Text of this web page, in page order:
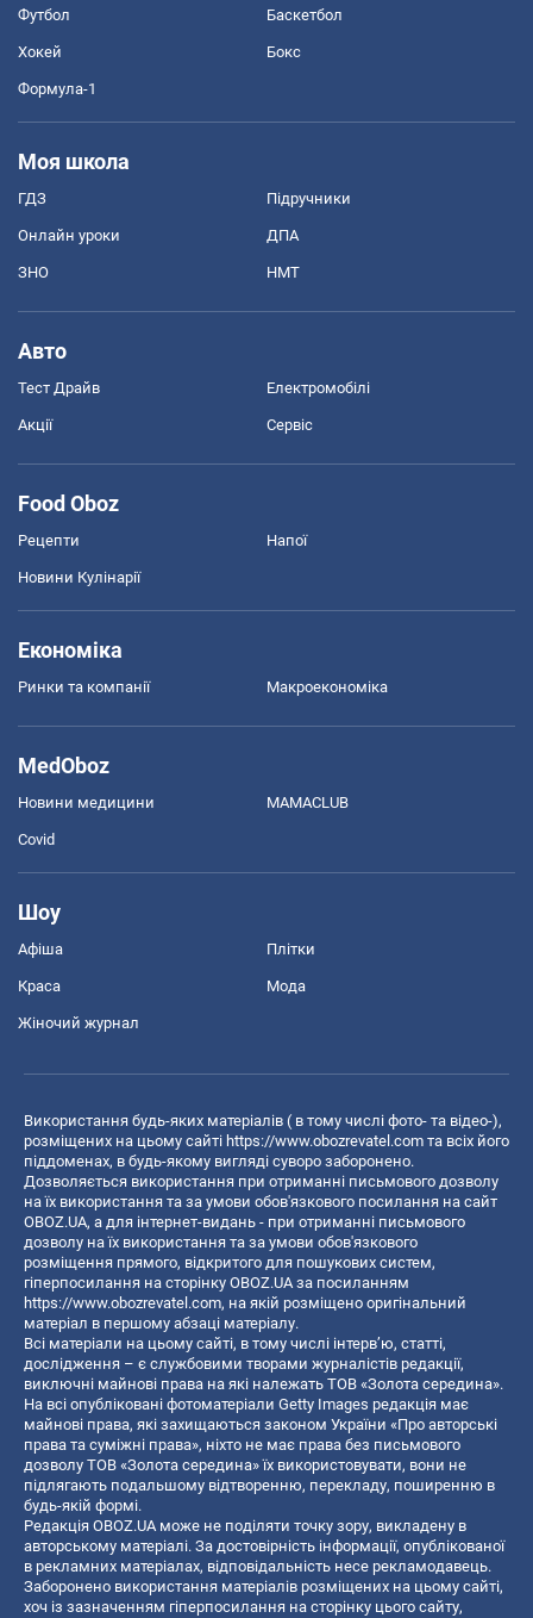
Футбол Баскетбол
Хокей Бокс
Формула-1
Моя школа
ГДЗ Підручники
Онлайн уроки ДПА
ЗНО НМТ
Авто
Тест Драйв Електромобілі
Акції Сервіс
Food Oboz
Рецепти Напої
Новини Кулінарії
Економіка
Ринки та компанії Макроекономіка
MedOboz
Новини медицини MAMACLUB
Covid
Шоу
Афіша Плітки
Краса Мода
Жіночий журнал
Використання будь-яких матеріалів ( в тому числі фото- та відео-),
розміщених на цьому сайті https://www.obozrevatel.com та всіх його
піддоменах, в будь-якому вигляді суворо заборонено.
Дозволяється використання при отриманні письмового дозволу
на їх використання та за умови обов'язкового посилання на сайт
OBOZ.UA, а для інтернет-видань - при отриманні письмового
дозволу на їх використання та за умови обов'язкового
розміщення прямого, відкритого для пошукових систем,
гіперпосилання на сторінку OBOZ.UA за посиланням
https://www.obozrevatel.com, на якій розміщено оригінальний
матеріал в першому абзаці матеріалу.
Всі матеріали на цьому сайті, в тому числі інтерв’ю, статті,
дослідження – є службовими творами журналістів редакції,
виключні майнові права на які належать ТОВ «Золота середина».
На всі опубліковані фотоматеріали Getty Images редакція має
майнові права, які захищаються законом України «Про авторські
права та суміжні права», ніхто не має права без письмового
дозволу ТОВ «Золота середина» їх використовувати, вони не
підлягають подальшому відтворенню, перекладу, поширенню в
будь-якій формі.
Редакція OBOZ.UA може не поділяти точку зору, викладену в
авторському матеріалі. За достовірність інформації, опублікованої
в рекламних матеріалах, відповідальність несе рекламодавець.
Заборонено використання матеріалів розміщених на цьому сайті,
хоч із зазначенням гіперпосилання на сторінку цього сайту,